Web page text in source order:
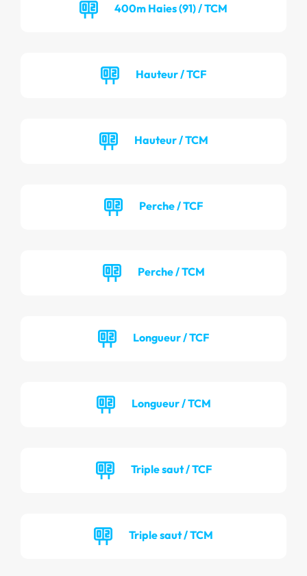
400m Haies (91) / TCM
Hauteur / TCF
Hauteur / TCM
Perche / TCF
Perche / TCM
Longueur / TCF
Longueur / TCM
Triple saut / TCF
Triple saut / TCM